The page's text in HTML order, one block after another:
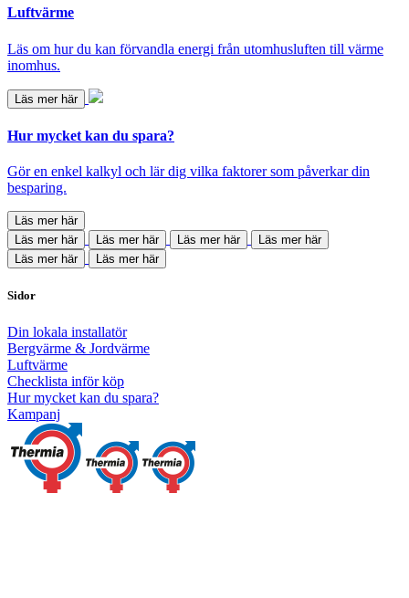
Luftvärme
Läs om hur du kan förvandla energi från utomhusluften till värme
inomhus.
Läs mer här
Hur mycket kan du spara?
Gör en enkel kalkyl och lär dig vilka faktorer som påverkar din
besparing.
Läs mer här
Läs mer här
Läs mer här Läs mer här
Läs mer här
Läs mer här
Läs mer här
Sidor
Din lokala installatör
Bergvärme & Jordvärme
Luftvärme
Checklista inför köp
Hur mycket kan du spara?
Kampanj